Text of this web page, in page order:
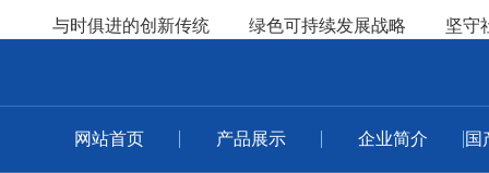
与时俱进的创新传统 绿色可持续发展战略 坚守
网站首页 产品展示 企业简介 国